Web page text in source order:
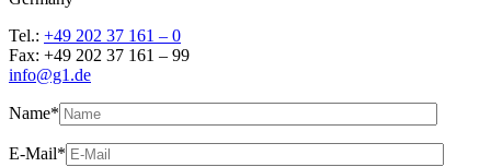
Tel.: +49 202 37 161 – 0
Fax: +49 202 37 161 – 99
info@g1.de
Name*
E-Mail*